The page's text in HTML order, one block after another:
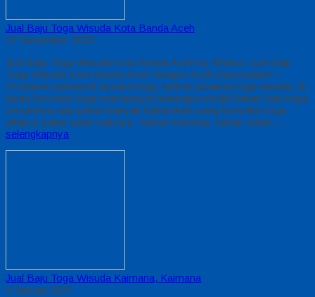
Jual Baju Toga Wisuda Kota Banda Aceh
27 Desember 2020
Jual Baju Toga Wisuda Kota Banda Aceh by Alfairuz Jual Baju
Toga Wisuda Kota Banda Aceh Nangro Aceh Darussalam –
Produsen pemasok busana toga. terima pesanan toga wisuda, di
dunia konveksi toga mempunyai beberapa model bahan kain toga.
Umumnya ada sekian banyak bahan/kain yang konveksi toga
alfairuz pakai salah satunya : bahan bestway, bahan saten,…
selengkapnya
Jual Baju Toga Wisuda Kaimana, Kaimana
4 Januari 2021